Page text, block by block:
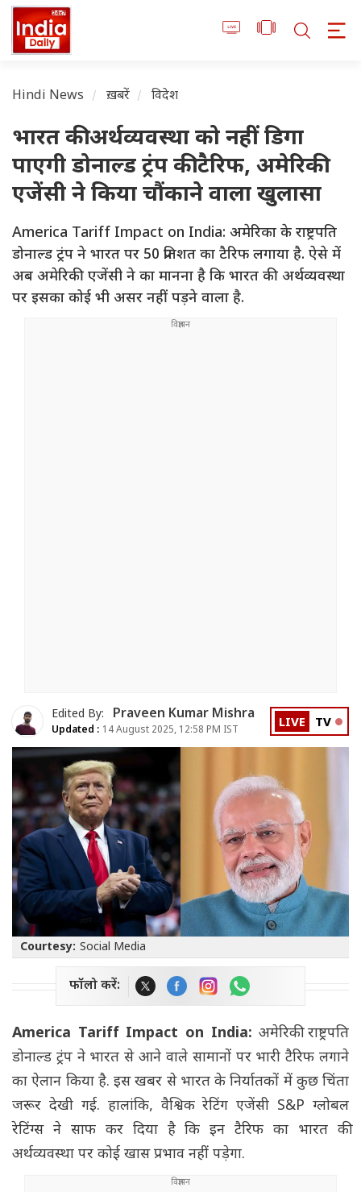
Hindi News ख़बरें विदेश
भारत की अर्थव्यवस्था को नहीं डिगा
पाएगी डोनाल्ड ट्रंप की टैरिफ, अमेरिकी
एजेंसी ने किया चौंकाने वाला खुलासा
America Tariff Impact on India: अमेरिका के राष्ट्रपति
डोनाल्ड ट्रंप ने भारत पर 50 प्रतिशत का टैरिफ लगाया है. ऐसे में
अब अमेरिकी एजेंसी ने का मानना है कि भारत की अर्थव्यवस्था
पर इसका कोई भी असर नहीं पड़ने वाला है.
Edited By: Praveen Kumar Mishra
Updated : 14 August 2025, 12:58 PM IST LIVE TV
Courtesy: Social Media
फॉलो करें:
America Tariff Impact on India:अमेरिकी राष्ट्रपति
डोनाल्ड ट्रंप ने भारत से आने वाले सामानों पर भारी टैरिफ लगाने
का ऐलान किया है. इस खबर से भारत के निर्यातकों में कुछ चिंता
जरूर देखी गई. हालांकि, वैश्विक रेटिंग एजेंसी S&P ग्लोबल
रेटिंग्स ने साफ कर दिया है कि इन टैरिफ का भारत की
अर्थव्यवस्था पर कोई खास प्रभाव नहीं पड़ेगा.